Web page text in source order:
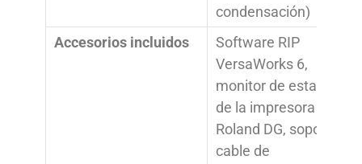
condensación)
Accesorios incluidos
Software RIP
VersaWorks 6,
monitor de estado
de la impresora
Roland DG, soporte,
cable de